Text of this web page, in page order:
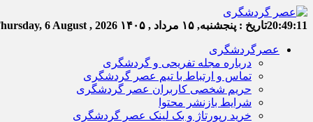
20:49:12تاریخ : پنجشنبه, ۱۵ مرداد , ۱۴۰۵ 6 August , 2026
عصرگردشگری
درباره مجله تفریحی و گردشگری
تماس و ارتباط با تیم عصر گردشگری
حریم شخصی کاربران عصر گردشگری
شرایط بازنشر محتوا
خرید رپورتاژ و بک لینک عصر گردشگری